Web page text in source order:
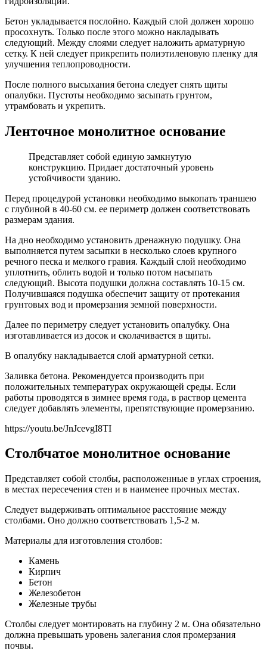
Бетон укладывается послойно. Каждый слой должен хорошо
просохнуть. Только после этого можно накладывать
следующий. Между слоями следует наложить арматурную
сетку. К ней следует прикрепить полиэтиленовую пленку для
улучшения теплопроводности.
После полного высыхания бетона следует снять щиты
опалубки. Пустоты необходимо засыпать грунтом,
утрамбовать и укрепить.
Ленточное монолитное основание
Представляет собой единую замкнутую
конструкцию. Придает достаточный уровень
устойчивости зданию.
Перед процедурой установки необходимо выкопать траншею
с глубиной в 40-60 см. ее периметр должен соответствовать
размерам здания.
На дно необходимо установить дренажную подушку. Она
выполняется путем засыпки в несколько слоев крупного
речного песка и мелкого гравия. Каждый слой необходимо
уплотнить, облить водой и только потом насыпать
следующий. Высота подушки должна составлять 10-15 см.
Получившаяся подушка обеспечит защиту от протекания
грунтовых вод и промерзания земной поверхности.
Далее по периметру следует установить опалубку. Она
изготавливается из досок и сколачивается в щиты.
В опалубку накладывается слой арматурной сетки.
Заливка бетона. Рекомендуется производить при
положительных температурах окружающей среды. Если
работы проводятся в зимнее время года, в раствор цемента
следует добавлять элементы, препятствующие промерзанию.
https://youtu.be/JnJcevgI8TI
Столбчатое монолитное основание
Представляет собой столбы, расположенные в углах строения,
в местах пересечения стен и в наименее прочных местах.
Следует выдерживать оптимальное расстояние между
столбами. Оно должно соответствовать 1,5-2 м.
Материалы для изготовления столбов:
Камень
Кирпич
Бетон
Железобетон
Железные трубы
Столбы следует монтировать на глубину 2 м. Она обязательно
должна превышать уровень залегания слоя промерзания
почвы.